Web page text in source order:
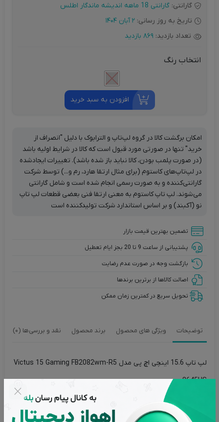
گارانتی: گارانتی 18 ماهه اندیشه ماندگار اطلس
تاریخ به روز رسانی: 2 آبان 1404
تعداد بازدید: 869 بازدید
انتخاب رنگ
افزودن به سبد خرید
امکان برگشت کالا در گروه لپ‌تاپ و الترابوک با دلیل "انصراف از
خرید" تنها در صورتی مورد قبول است که کالا در شرایط اولیه باشد
(در صورت پلمب بودن، کالا نباید باز شده باشد). تغییرات ایجادشده
در لپ‌تاپ‌های کاستوم (برای مثال ارتقا هارد، رم و...) توسط شرکت
گارانتی‌کننده و به صورت رسمی انجام شده است و شامل گارانتی
می‌شوند. لپ تاپ کاستوم به معنی ارتقا فنی بعضی قطعات لپ تاپ
نو (آکبند) و بر اساس استاندارد شرکت تولیدکننده است
تضمین بهترین قیمت بازار
پشتیبانی از ساعت 9 تا 20 بجز ایام تعطیل
بازگشت وجه در صورت عدم رضایت
اصالت کالاها از برترین برندها
تحویل سریع در کمترین زمان ممکن
توضیحات ویژگی های محصول برند محصول نقد و بررسی‌ها (0)
لپ تاپ 15.6 اینچی اچ‌ پی مدل Victus 15 Gaming FB2082wm-R5
8645HS
اچ پی با سری Victus، لپ‌تاپ‌هایی با سخت‌افزار قدرتمند و طراحی